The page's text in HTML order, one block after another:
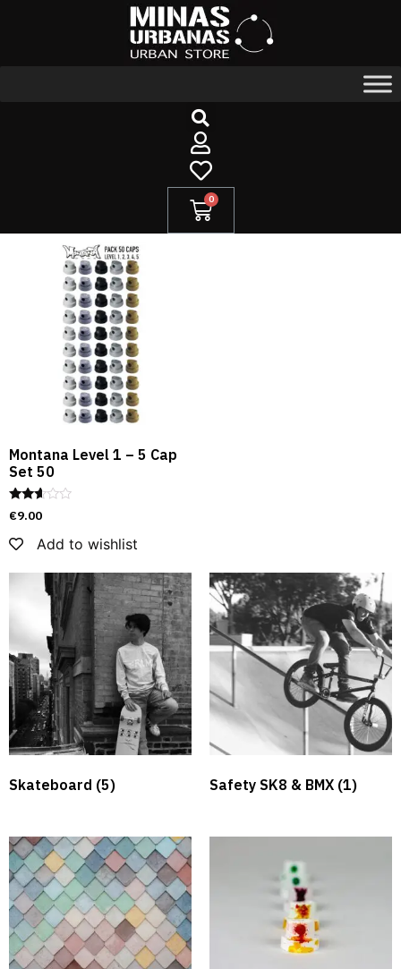
Montana Level 1 – 5 Cap
Set 50
Rated
2.51
5
€9.00
Add to wishlist
Skateboard (5) Safety SK8 & BMX​ (1)